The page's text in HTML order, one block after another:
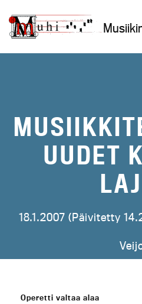
sisältöön
UUDET
18.1.2007 (Päivitetty
Operetti valtaa alaa